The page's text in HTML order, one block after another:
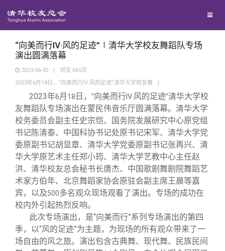
地区联络
年级联络
院系校友工作
专业委员会
兴趣群体
西南联大校友会
回馈母校
捐赠项目
捐赠新闻
捐赠纪事
捐赠方法
义工计划
媒体平台
《清华校友通讯》
《水木清华》
我要订阅
新媒体平台
百年清华
清华人物
清华故事
青春风采
校友文苑
校友服务
终身学习
信息化服务
三创大赛
校友总会
总会简介
会长致辞
关闭
“向美而行Ⅳ·风的足迹”∣清华大学校友舞蹈队专场
演出圆满落幕
2023-06-30 | 浏览 665次
2023年6月18日，“向美而行Ⅳ·风的足迹”清华大学校友舞
|
2023年6月 18 日， “向美而行Ⅳ·风的足迹”清华大学校
友舞蹈队专场演出在蒙民伟音乐厅圆满落幕。清华大学
校务委员会副主任史宗恺、国务院发展研究中心原党组
书记陈清泰、中国科协书记处原书记宋军、清华大学党
委原副书记胡显章、清华大学党委原副书记张再兴、清
华大学原艺术主任郑小筠、清华大学艺教中心主任赵
洪、清华校友总会秘书长唐杰、中国歌剧舞剧院舞蹈艺
术家方伯年、北京舞蹈家协会原驻会副主席王晨等嘉
宾，以及500多名观众现场观看了演出。专场的成功在
校内外引起热烈反响。
此次专场演出，是“向美而行”系列专场演出的第四
季，以“风的足迹”为主题，为现场的所有观众带来了一
场自由的风之旅。演出包含古典舞、现代舞、民族民间